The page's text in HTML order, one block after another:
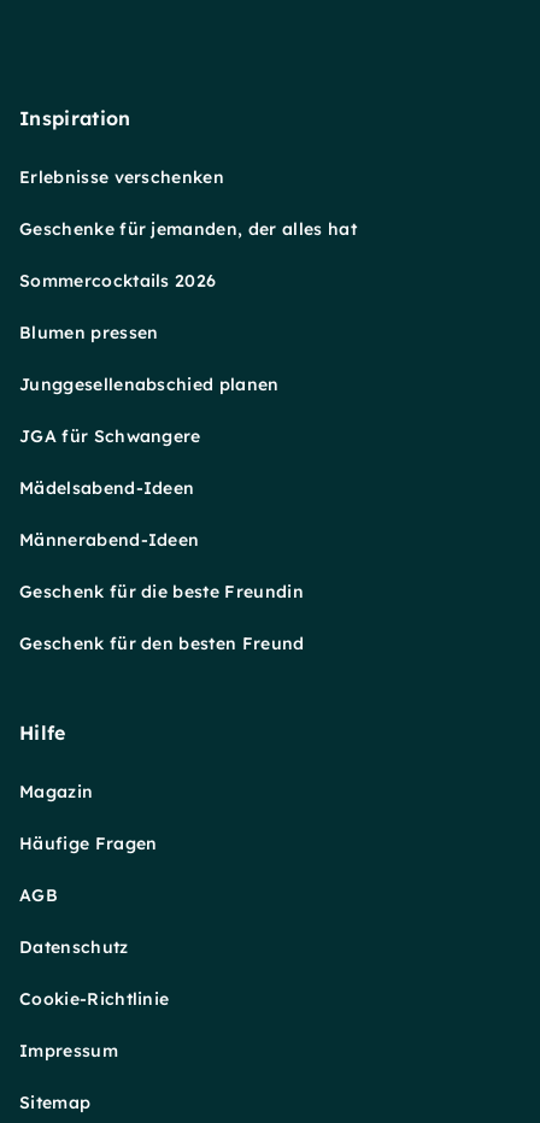
Inspiration
Erlebnisse verschenken
Geschenke für jemanden, der alles hat
Sommercocktails 2026
Blumen pressen
Junggesellenabschied planen
JGA für Schwangere
Mädelsabend-Ideen
Männerabend-Ideen
Geschenk für die beste Freundin
Geschenk für den besten Freund
Hilfe
Magazin
Häufige Fragen
AGB
Datenschutz
Cookie-Richtlinie
Impressum
Sitemap